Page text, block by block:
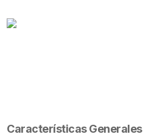
Características Generales